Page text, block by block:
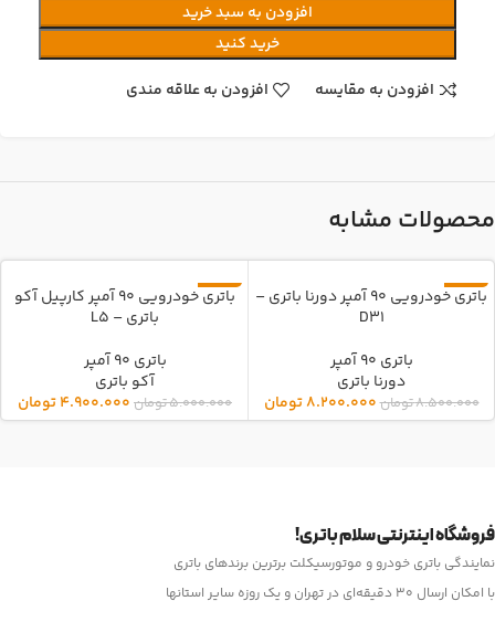
افزودن به سبد خرید
خرید کنید
افزودن به مقایسه
افزودن به علاقه مندی
محصولات مشابه
-4%
باتری خودرویی 90 آمپر دورنا باتری –
D31
باتری 90 آمپر
دورنا باتری
8.500.000تومان8.200.000 تومان
-2%
باتری خودرویی 90 آمپر کارپیل آکو
باتری – L5
باتری 90 آمپر
آکو باتری
5.000.000تومان 4.900.000تومان
فروشگاه اینترنتی سلام باتری!
نمایندگی باتری خودرو و موتورسیکلت برترین برندهای باتری
با امکان ارسال 30 دقیقه‌ای در تهران و یک روزه سایر استانها